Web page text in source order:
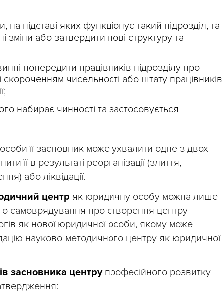
на підставі яких функціонує такий підрозділ, та
зміни або затвердити нові структуру та
попередити працівників підрозділу про
скороченням чисельності або штату працівників
набирає чинності та застосовується
її засновник може ухвалити одне з двох
її в результаті реорганізації (злиття,
або ліквідації.
центр як юридичну особу можна лише
самоврядування про створення центру
як нової юридичної особи, якому може
науково-методичного центру як юридичної
засновника центрупрофесійного розвитку